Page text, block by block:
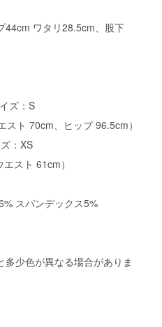
44cm ワタリ28.5cm、股下
ズ：S
スト 70cm、ヒップ 96.5cm）
：XS
スト 61cm）
スパンデックス5%
少色が異なる場合がありま